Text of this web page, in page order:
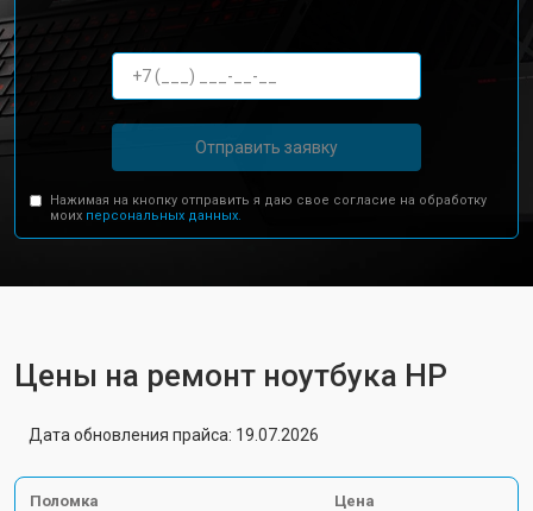
Отправить заявку
Нажимая на кнопку отправить я даю свое согласие на обработку
моих персональных данных.
Цены на ремонт ноутбука HP
Дата обновления прайса: 19.07.2026
Поломка Цена